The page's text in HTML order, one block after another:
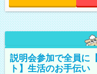
説明会参加で全員に
ト】生活のお手伝い